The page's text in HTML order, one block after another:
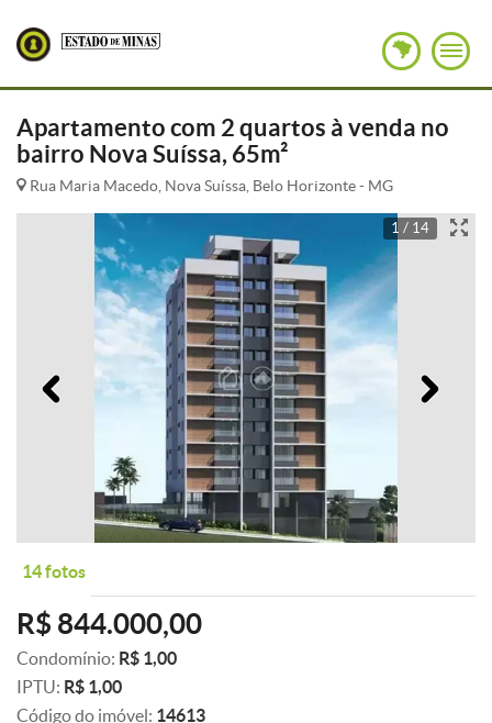
Apartamento com 2 quartos à venda no
bairro Nova Suíssa, 65m²
Rua Maria Macedo, Nova Suíssa, Belo Horizonte - MG
1 / 14
Anterior
14 fotos
R$ 844.000,00
Condomínio: R$ 1,00
IPTU: R$ 1,00
Código do imóvel: 14613